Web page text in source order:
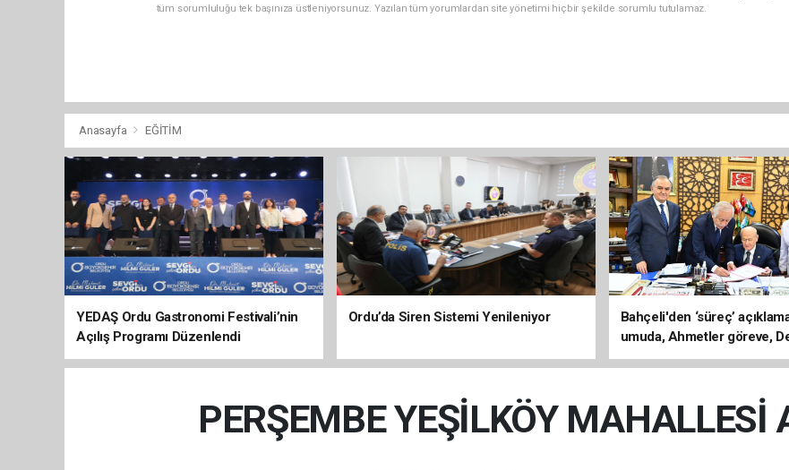
tüm sorumluluğu tek başınıza üstleniyorsunuz. Yazılan tüm yorumlardan site yönetimi hiçbir şekilde sorumlu tutulamaz.
Anasayfa EĞİTİM
YEDAŞ Ordu Gastronomi Festivali’nin
Açılış Programı Düzenlendi
Ordu’da Siren Sistemi Yenileniyor
Bahçeli'den ‘süreç’
umuda, Ahmetler göreve,
evine dönmeli’
PERŞEMBE YEŞİLKÖY MAHALLESİ